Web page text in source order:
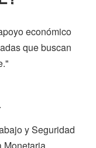
económico
que buscan
y Seguridad